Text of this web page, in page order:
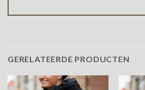
GERELATEERDE PRODUCTEN